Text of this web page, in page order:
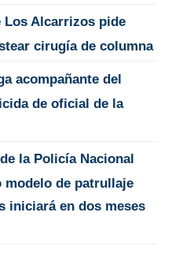
Los Alcarrizos pide
cirugía de columna
acompañante del
de oficial de la
la Policía Nacional
modelo de patrullaje
iniciará en dos meses